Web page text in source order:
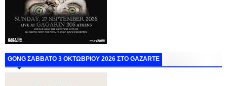
GONG ΣΑΒΒΑΤΟ 3 ΟΚΤΩΒΡΙΟΥ 2026 ΣΤΟ GAZARTE